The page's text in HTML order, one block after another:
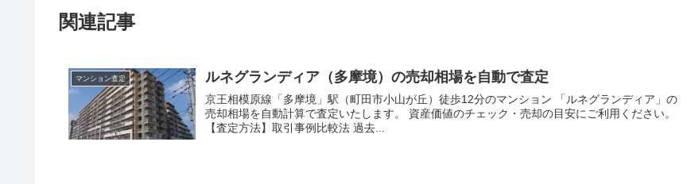
関連記事
マンション査定 ルネグランディア（多摩境）の売却相場を自動で査定
京王相模原線「多摩境」駅（町田市小山が丘）徒歩12分のマンション 「ルネグランディア」の
売却相場を自動計算で査定いたします。 資産価値のチェック・売却の目安にご利用ください。
【査定方法】取引事例比較法 過去...